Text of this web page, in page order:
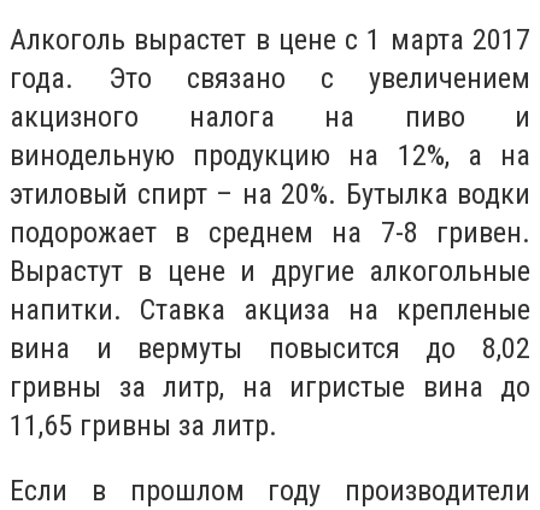
Алкоголь вырастет в цене с 1 марта 2017
года. Это связано с увеличением
акцизного налога на пиво и
винодельную продукцию на 12%, а на
этиловый спирт – на 20%. Бутылка водки
подорожает в среднем на 7-8 гривен.
Вырастут в цене и другие алкогольные
напитки. Ставка акциза на крепленые
вина и вермуты повысится до 8,02
гривны за литр, на игристые вина до
11,65 гривны за литр.
Если в прошлом году производители